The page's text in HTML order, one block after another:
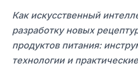
Как искусственный
разработку новых
продуктов питания:
технологии и